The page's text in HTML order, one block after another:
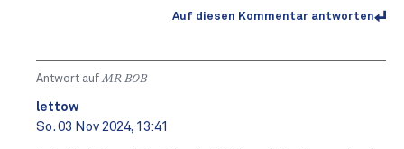
Auf diesen Kommentar antworten
Antwort aufMR BOB ️
lettow
So. 03 Nov 2024, 13:41